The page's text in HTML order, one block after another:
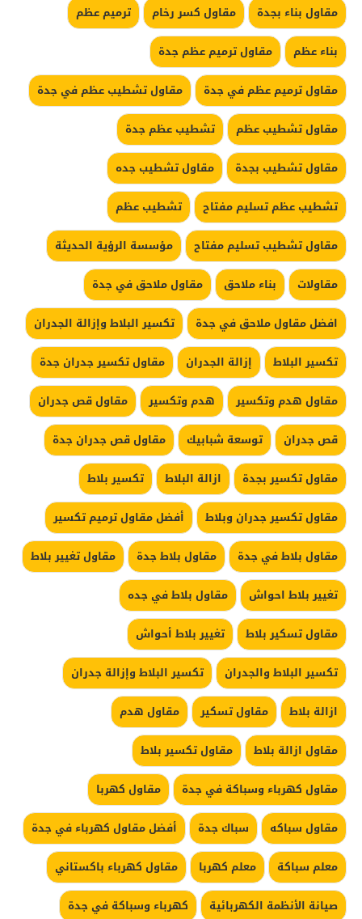
مقاول بناء بجدة
مقاول كسر رخام
ترميم عظم
بناء عظم
مقاول ترميم عظم جدة
مقاول ترميم عظم في جدة
مقاول تشطيب عظم في جدة
مقاول تشطيب عظم
تشطيب عظم جدة
مقاول تشطيب بجدة
مقاول تشطيب جده
تشطيب عظم تسليم مفتاح
تشطيب عظم
مقاول تشطيب تسليم مفتاح
مؤسسة الرؤية الحديثة
مقاولات
بناء ملاحق
مقاول ملاحق في جدة
افضل مقاول ملاحق في جدة
تكسير البلاط وإزالة الجدران
تكسير البلاط
إزالة الجدران
مقاول تكسير جدران جدة
مقاول هدم وتكسير
هدم وتكسير
مقاول قص جدران
قص جدران
توسعة شبابيك
مقاول قص جدران جدة
مقاول تكسير بجدة
ازالة البلاط
تكسير بلاط
مقاول تكسير جدران وبلاط
أفضل مقاول ترميم تكسير
مقاول بلاط في جدة
مقاول بلاط جدة
مقاول تغيير بلاط
تغيير بلاط احواش
مقاول بلاط في جده
مقاول تسكير بلاط
تغيير بلاط أحواش
تكسير البلاط والجدران
تكسير البلاط وإزالة جدران
ازالة بلاط
مقاول تسكير
مقاول هدم
مقاول ازالة بلاط
مقاول تكسير بلاط
مقاول كهرباء وسباكة في جدة
مقاول كهربا
مقاول سباكه
سباك جدة
أفضل مقاول كهرباء في جدة
معلم سباكة
معلم كهربا
مقاول كهرباء باكستاني
صيانة الأنظمة الكهربائية
كهرباء وسباكة في جدة